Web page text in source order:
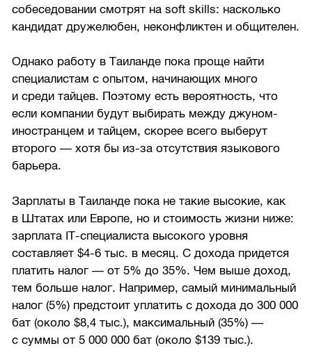
собеседовании смотрят на soft skills: насколько
кандидат дружелюбен, неконфликтен и общителен.
Однако работу в Таиланде пока проще найти
специалистам с опытом, начинающих много
и среди тайцев. Поэтому есть вероятность, что
если компании будут выбирать между джуном-
иностранцем и тайцем, скорее всего выберут
второго — хотя бы из-за отсутствия языкового
барьера.
Зарплаты в Таиланде пока не такие высокие, как
в Штатах или Европе, но и стоимость жизни ниже:
зарплата IT-специалиста высокого уровня
составляет $4-6 тыс. в месяц. С дохода придется
платить налог — от 5% до 35%. Чем выше доход,
тем больше налог. Например, самый минимальный
налог (5%) предстоит уплатить с дохода до 300 000
бат (около $8,4 тыс.), максимальный (35%) —
с суммы от 5 000 000 бат (около $139 тыс.).